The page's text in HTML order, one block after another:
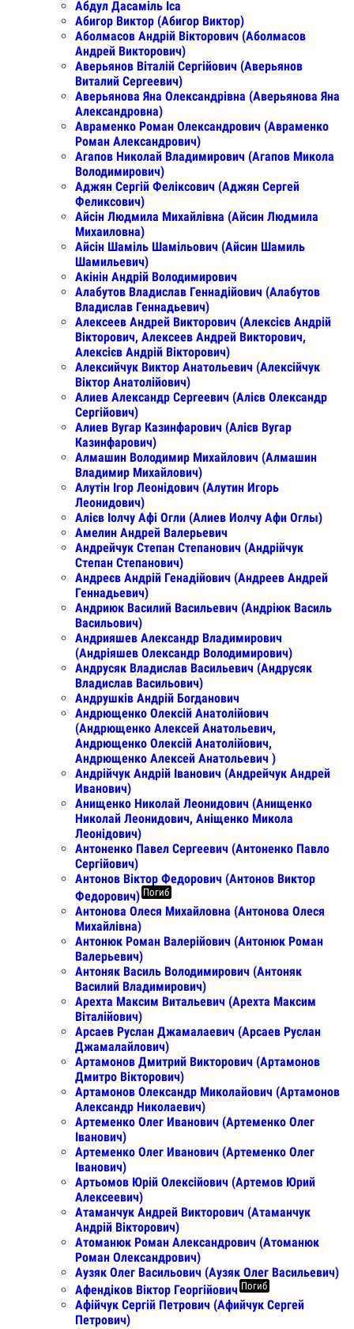
Абдул Дасаміль Іса
Абигор Виктор (Абигор Виктор)
Аболмасов Андрій Вікторович (Аболмасов
Андрей Викторович)
Аверьянов Віталій Сергійович (Аверьянов
Виталий Сергеевич)
Аверьянова Яна Олександрівна (Аверьянова Яна
Александровна)
Авраменко Роман Олександрович (Авраменко
Роман Александрович)
Агапов Николай Владимирович (Агапов Микола
Володимирович)
Аджян Сергій Феліксович (Аджян Сергей
Феликсович)
Айсін Людмила Михайлівна (Айсин Людмила
Михаиловна)
Айсін Шаміль Шамільович (Айсин Шамиль
Шамильевич)
Акінін Андрій Володимирович
Алабутов Владислав Геннадійович (Алабутов
Владислав Геннадьевич)
Алексеев Андрей Викторович (Алексієв Андрій
Вікторович, Алексеев Андрей Викторович,
Алексієв Андрій Вікторович)
Алексийчук Виктор Анатольевич (Алексійчук
Віктор Анатолійович)
Алиев Александр Сергеевич (Алієв Олександр
Сергійович)
Алиев Вугар Казинфарович (Алієв Вугар
Казинфарович)
Алмашин Володимир Михайлович (Алмашин
Владимир Михайлович)
Алутін Ігор Леонідович (Алутин Игорь
Леонидович)
Алієв Іолчу Афі Огли (Алиев Иолчу Афи Оглы)
Амелин Андрей Валерьевич
Андрейчук Степан Степанович (Андрійчук
Степан Степанович)
Андреєв Андрій Генадійович (Андреев Андрей
Геннадьевич)
Андриюк Василий Васильевич (Андріюк Василь
Васильович)
Андрияшев Александр Владимирович
(Андріяшев Олександр Володимирович)
Андрусяк Владислав Васильевич (Андрусяк
Владислав Васильович)
Андрушків Андрій Богданович
Андрющенко Олексій Анатолійович
(Андрющенко Алексей Анатольевич,
Андрющенко Олексій Анатолійович,
Андрющенко Алексей Анатольевич )
Андрійчук Андрій Іванович (Андрейчук Андрей
Иванович)
Анищенко Николай Леонидович (Анищенко
Николай Леонидович, Аніщенко Микола
Леонідович)
Антоненко Павел Сергеевич (Антоненко Павло
Сергійович)
Антонов Віктор Федорович (Антонов Виктор
Федорович) Погиб
Антонова Олеся Михайловна (Антонова Олеся
Михайлівна)
Антонюк Роман Валерійович (Антонюк Роман
Валерьевич)
Антоняк Василь Володимирович (Антоняк
Василий Владимирович)
Арехта Максим Витальевич (Арехта Максим
Віталійович)
Арсаев Руслан Джамалаевич (Арсаев Руслан
Джамалайлович)
Артамонов Дмитрий Викторович (Артамонов
Дмитро Вікторович)
Артамонов Олександр Миколайович (Артамонов
Александр Николаевич)
Артеменко Олег Иванович (Артеменко Олег
Іванович)
Артеменко Олег Иванович (Артеменко Олег
Іванович)
Артьомов Юрій Олексійович (Артемов Юрий
Алексеевич)
Атаманчук Андрей Викторович (Атаманчук
Андрій Вікторович)
Атоманюк Роман Александрович (Атоманюк
Роман Олександрович)
Аузяк Олег Васильович (Аузяк Олег Васильевич)
Афендіков Віктор Георгійович Погиб
Афійчук Сергій Петрович (Афийчук Сергей
Петрович)